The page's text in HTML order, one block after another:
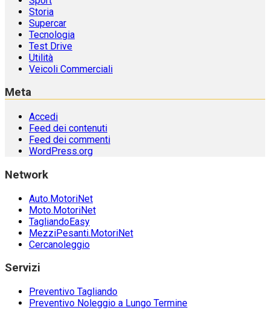
Storia
Supercar
Tecnologia
Test Drive
Utilità
Veicoli Commerciali
Meta
Accedi
Feed dei contenuti
Feed dei commenti
WordPress.org
Network
Auto.MotoriNet
Moto.MotoriNet
TagliandoEasy
MezziPesanti.MotoriNet
Cercanoleggio
Servizi
Preventivo Tagliando
Preventivo Noleggio a Lungo Termine